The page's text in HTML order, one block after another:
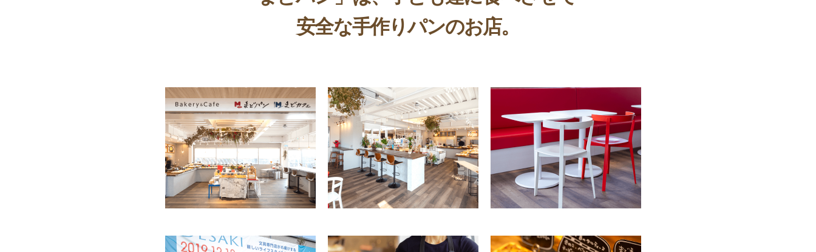
安全な手作りパンのお店。